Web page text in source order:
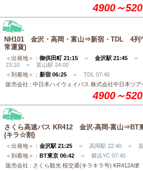
4900～
NH101 金沢・高岡・富山⇒新宿・TDL 4列
常運賃)
＜出発地＞： 御供田町 21:15 ＝ 金沢駅 21:45 ＝
23:10 ＝ 富山駅 24:00
＜到着地＞： 新宿 06:25 ＝ TDL 07:40
販売会社 : 中日本ハイウェイバス 株式会社中日本ツ
4900～
さくら高速バス KR412 金沢-高岡-富山⇒BT
(キラ☆割)
＜出発地＞： 金沢駅 21:25 ＝ 高岡駅 22:40 ＝ 富
＜到着地＞： BT東京 06:42 ＝ 横浜YC 07:40
販売会社 : さくら観光 桜交通(キラキラ号) KR412A便